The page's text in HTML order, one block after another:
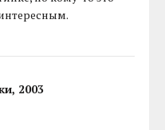
2003